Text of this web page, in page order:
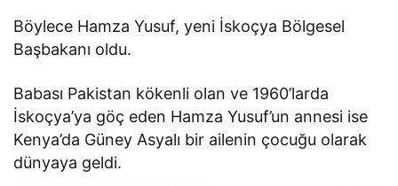
Böylece Hamza Yusuf, yeni İskoçya Bölgesel
Başbakanı oldu.
Babası Pakistan kökenli olan ve 1960’larda
İskoçya’ya göç eden Hamza Yusuf’un annesi ise
Kenya’da Güney Asyalı bir ailenin çocuğu olarak
dünyaya geldi.